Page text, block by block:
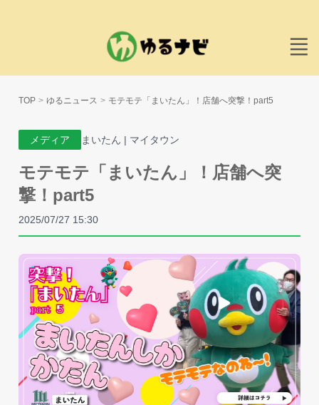
TOP ゆるニュース モテモテ「まいたん」！店舗へ突撃！part5
メディア まいたん | マイタウン
モテモテ「まいたん」！店舗へ突
撃！part5
2025/07/27 15:30